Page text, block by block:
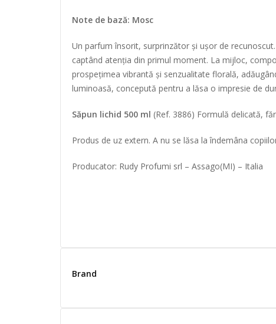
Note de bază: Mosc
Un parfum însorit, surprinzător și ușor de
captând atenția din primul moment. La mijloc,
prospețimea vibrantă și senzualitate florală,
luminoasă, concepută pentru a lăsa o impresie de
Săpun lichid 500 ml (Ref. 3886) Formulă delicată,
Produs de uz extern. A nu se lăsa la îndemâna
Producator: Rudy Profumi srl – Assago(MI) – Italia
Brand